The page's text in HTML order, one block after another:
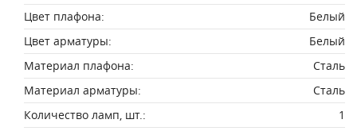
Цвет плафона:
Белый
Цвет арматуры:
Белый
Материал плафона:
Сталь
Материал арматуры:
Сталь
Количество ламп, шт.:
1